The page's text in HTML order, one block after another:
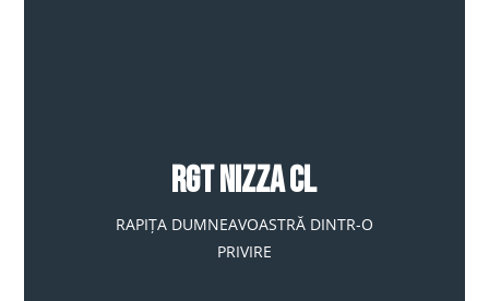
RGT NIZZA CL
RAPIȚA DUMNEAVOASTRĂ DINTR-O
PRIVIRE